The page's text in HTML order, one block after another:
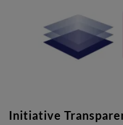
Initiative